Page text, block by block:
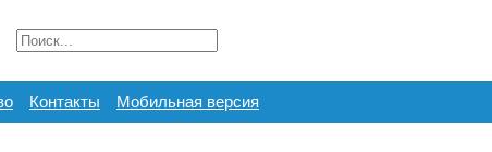
Контакты Мобильная версия